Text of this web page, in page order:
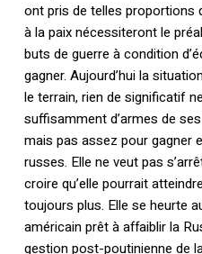
ont pris de telles proportions
à la paix nécessiteront le
buts de guerre à condition
gagner. Aujourd’hui la
le terrain, rien de significatif
suffisamment d’armes de
mais pas assez pour gagner
russes. Elle ne veut pas
croire qu’elle pourrait
toujours plus. Elle se heurte
américain prêt à affaiblir la
gestion post-poutinienne de